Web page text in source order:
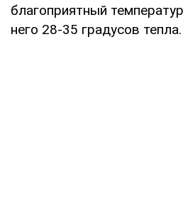
благоприятный
него 28-35 градусов тепла.